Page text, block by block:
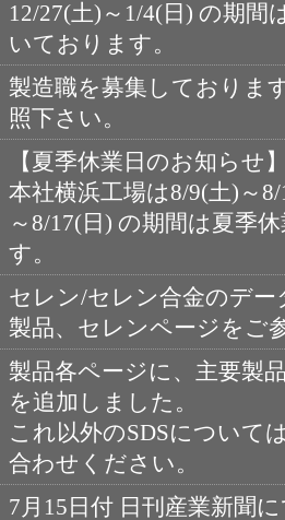
12/27(土)～1/4(日) の期間
いております。
製造職を募集しており
照下さい。
【夏季休業日のお知らせ
本社横浜工場は8/9(土)～
～8/17(日) の期間は夏季
す。
セレン/セレン合金のデ
製品、セレンページをご
製品各ページに、主要製
を追加しました。
これ以外のSDSについて
合わせください。
7月15日付 日刊産業新聞